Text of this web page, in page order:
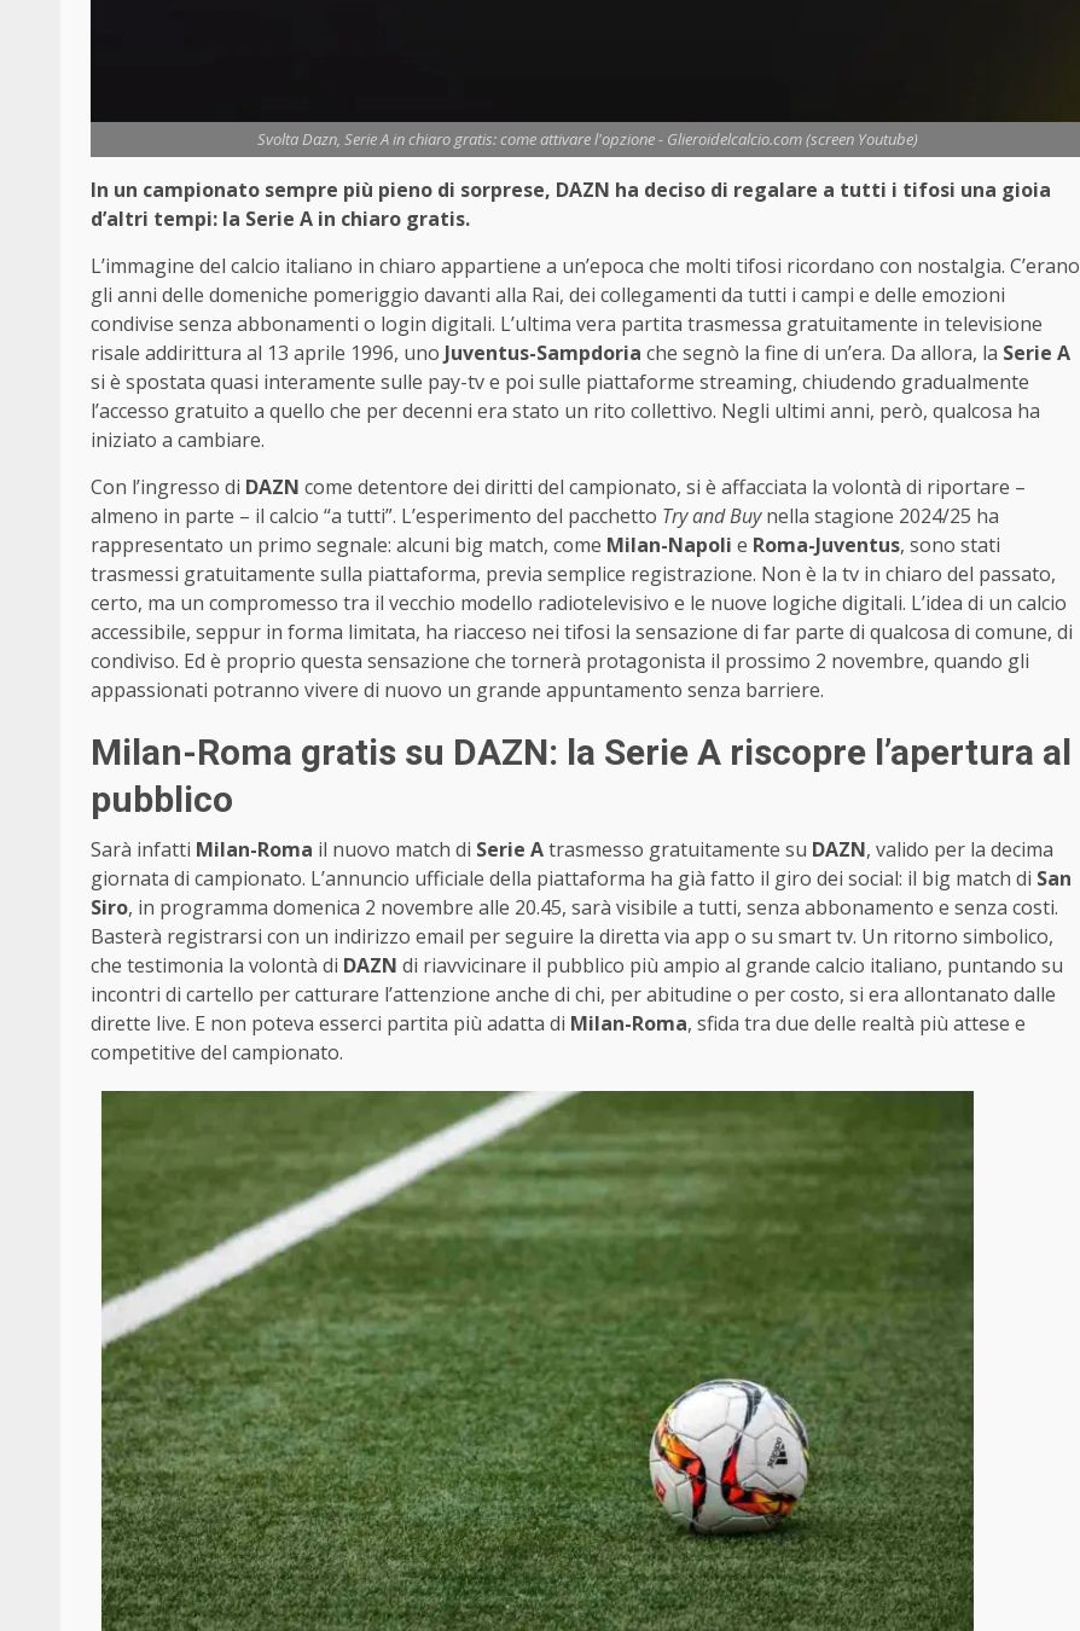
Svolta Dazn, Serie A in chiaro gratis: come attivare l'opzione - Glieroidelcalcio.com (screen Youtube)
In un campionato sempre più pieno di sorprese, DAZN ha deciso di regalare a tutti i tifosi una gioia
d’altri tempi: la Serie A in chiaro gratis.
L’immagine del calcio italiano in chiaro appartiene a un’epoca che molti tifosi ricordano con nostalgia. C’erano
gli anni delle domeniche pomeriggio davanti alla Rai, dei collegamenti da tutti i campi e delle emozioni
condivise senza abbonamenti o login digitali. L’ultima vera partita trasmessa gratuitamente in televisione
risale addirittura al 13 aprile 1996, uno Juventus-Sampdoria che segnò la fine di un’era. Da allora, la Serie A
si è spostata quasi interamente sulle pay-tv e poi sulle piattaforme streaming, chiudendo gradualmente
l’accesso gratuito a quello che per decenni era stato un rito collettivo. Negli ultimi anni, però, qualcosa ha
iniziato a cambiare.
Con l’ingresso di DAZN come detentore dei diritti del campionato, si è affacciata la volontà di riportare –
almeno in parte – il calcio “a tutti”. L’esperimento del pacchetto Try and Buynella stagione 2024/25 ha
rappresentato un primo segnale: alcuni big match, come Milan-Napoli e Roma-Juventus, sono stati
trasmessi gratuitamente sulla piattaforma, previa semplice registrazione. Non è la tv in chiaro del passato,
certo, ma un compromesso tra il vecchio modello radiotelevisivo e le nuove logiche digitali. L’idea di un calcio
accessibile, seppur in forma limitata, ha riacceso nei tifosi la sensazione di far parte di qualcosa di comune, di
condiviso. Ed è proprio questa sensazione che tornerà protagonista il prossimo 2 novembre, quando gli
appassionati potranno vivere di nuovo un grande appuntamento senza barriere.
Milan-Roma gratis su DAZN: la Serie A riscopre l’apertura al
pubblico
Sarà infatti Milan-Roma il nuovo match di Serie Atrasmesso gratuitamente su DAZN, valido per la decima
giornata di campionato. L’annuncio ufficiale della piattaforma ha già fatto il giro dei social: il big match di San
Siro, in programma domenica 2 novembre alle 20.45, sarà visibile a tutti, senza abbonamento e senza costi.
Basterà registrarsi con un indirizzo email per seguire la diretta via app o su smart tv. Un ritorno simbolico,
che testimonia la volontà di DAZN di riavvicinare il pubblico più ampio al grande calcio italiano, puntando su
incontri di cartello per catturare l’attenzione anche di chi, per abitudine o per costo, si era allontanato dalle
dirette live. E non poteva esserci partita più adatta di Milan-Roma, sfida tra due delle realtà più attese e
competitive del campionato.